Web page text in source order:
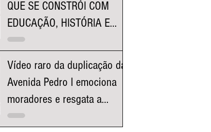
QUE SE CONSTRÓI COM
EDUCAÇÃO, HISTÓRIA E
REPRESENTATIVIDADE
Vídeo raro da duplicação da
Avenida Pedro I emociona
moradores e resgata a
história da região da